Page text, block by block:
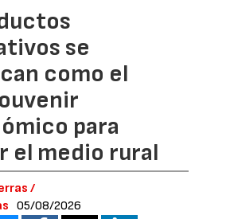
se
como el
para
el medio rural
/
05/08/2026